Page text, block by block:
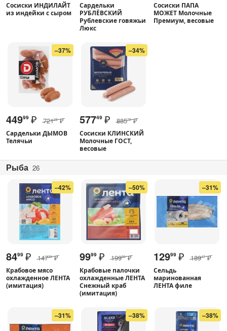
Сосиски ИНДИЛАЙТ
из индейки с сыром
Сардельки
РУБЛЁВСКИЙ
Рублевские говяжьи
Люкс
Сосиски ПАПА
МОЖЕТ Молочные
Премиум, весовые
–37%
44999 ₽ 72105 ₽
Сардельки ДЫМОВ
Телячьи
–34%
57749 ₽ 88579 ₽
Сосиски КЛИНСКИЙ
Молочные ГОСТ,
весовые
Рыба 26
–42%
8499 ₽ 14739 ₽
Крабовое мясо
охлажденное ЛЕНТА
(имитация)
–50%
9999 ₽ 19999 ₽
Крабовые палочки
охлажденные ЛЕНТА
Снежный краб
(имитация)
–31%
12999 ₽ 18947 ₽
Сельдь
маринованная
ЛЕНТА филе
–31% –38% –38%